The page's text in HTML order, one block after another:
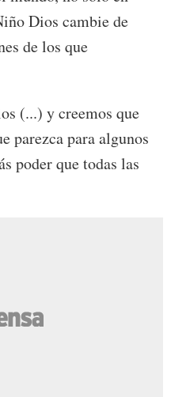
Dios cambie de
de los que
(...) y creemos que
parezca para algunos
poder que todas las